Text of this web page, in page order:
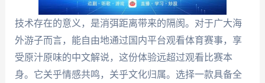
技术存在的意义，是消弭距离带来的隔阂。对于广大海
外游子而言，能自由地通过国内平台观看体育赛事，享
受原汁原味的中文解说，这份体验远超过观看比赛本
身。它关乎情感共鸣，关乎文化归属。选择一款具备全